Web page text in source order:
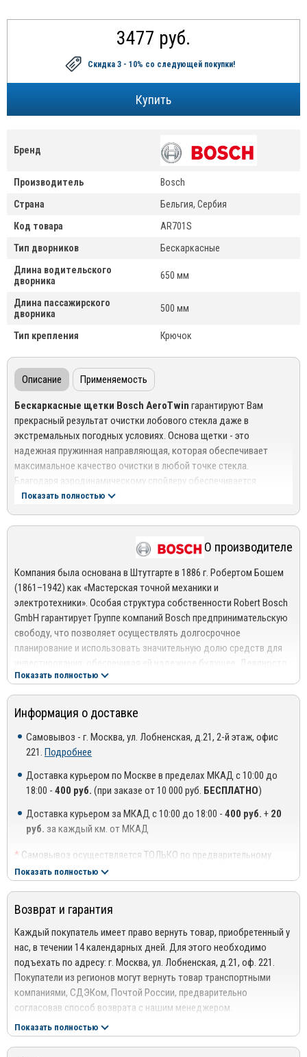
3477 руб.
Скидка 3 - 10% со следующей покупки!
Бренд
Производитель
Bosch
Страна
Бельгия, Сербия
Код товара
AR701S
Тип дворников
Бескаркасные
Длина водительского
дворника
650 мм
Длина пассажирского
дворника
500 мм
Тип крепления Крючок
Описание Применяемость
Бескаркасные щетки Bosch AeroTwin гарантируют Вам
прекрасный результат очистки лобового стекла даже в
экстремальных погодных условиях. Основа щетки - это
надежная пружинная направляющая, которая обеспечивает
максимальное качество очистки в любой точке стекла.
Благодаря аэродинамическому спойлеру обеспечивается
хорошая видимость даже на высоких скоростях.
Основные преимуществадворников Bosch Aerotwin:
Плавность хода, благодаря специальному покрытию;
Бесшумная очистка благодаря мягкой резине задней
поверхности чистящего элемента;
Продолжительный срок службы за счет износостойкой
двойной микрокромки;
Отсутствие металлического каркаса и шарниров улучшает
качество работы в зимних условиях.
Показать полностью
О производителе
Компания была основана в Штутгарте в 1886 г. Робертом Бошем
(1861–1942) как «Мастерская точной механики и
электротехники». Особая структура собственности Robert Bosch
GmbH гарантирует Группе компаний Bosch предпринимательскую
свободу, что позволяет осуществлять долгосрочное
планирование и использовать значительную долю средств для
инвестирования, обеспечивая ей надежное будущее. Девяносто
два процента акционерного капитала Robert Bosch GmbH
принадлежит благотворительному фонду Robert Bosch Stiftung
GmbH. Контрольным пакетом голосующих акций владеет Robert
Bosch Industrietreuhand KG и выполняет функции собственника на
основании доверительного управления. Остальная часть акций
принадлежит семье Бош и Robert Bosch GmbH.
Впервые продукция Bosch на российском рынке появилась в 1904
г. Сегодня компания представляет широкую гамму
автомобильного оборудования и запчастей,
электроинструментов, термотехники, систем безопасности,
промышленного упаковочного оборудования и интегрированных
системных решений для автоматизации производственных
процессов. На территории России расположены три собственных
производства Bosch. Компания планирует и дальше укреплять
позиции на российском рынке.
Показать полностью
Информация о доставке
Самовывоз - г. Москва, ул. Лобненская, д.21, 2-й этаж, офис
221. Подробнее
Доставка курьером по Москве в пределах МКАД с 10:00 до
18:00 - 400 руб. (при заказе от 10 000 руб. БЕСПЛАТНО)
Доставка курьером за МКАД с 10:00 до 18:00 - 400 руб. + 20
руб. за каждый км. от МКАД
* Самовывоз осуществляется ТОЛЬКО по предварительному
согласованию с менеджером!
проходная ТЦ или БЦ).
***Доставка до квартиры/офиса платная: + 100 руб. за заказ
весом до 10 кг., +200 руб. за заказ весом свыше 10 кг.
РЕГИОНАЛЬНАЯ ДОСТАВКА ПО РОССИИ, БЕЛАРУСИИ И
КАЗАХСТАНУ
Стоимость доставки от 1000 руб. рассчитывается
менеджером!
Отправка дефлекторов капота производится по 100% оплате
Показать полностью
Возврат и гарантия
Каждый покупатель имеет право вернуть товар, приобретенный у
нас, в течении 14 календарных дней. Для этого необходимо
подъехать по адресу: г. Москва, ул. Лобненская, д.21, оф. 221.
Покупатели из регионов могут вернуть товар транспортными
компаниями, СДЭКом, Почтой России, предварительно
согласовав способ возврата с нашим менеджером.
Подробнее сморите в разделе
Показать полностью